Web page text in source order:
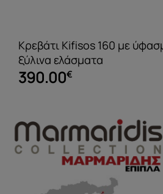
Κρεβάτι Kifisos 160 με
ξύλινα ελάσματα
390.00€